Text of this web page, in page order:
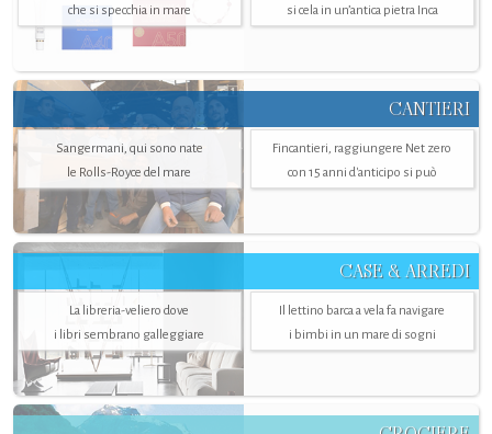
che si specchia in mare si cela in un’antica pietra Inca
CANTIERI
Sangermani, qui sono nate
le Rolls-Royce del mare
Fincantieri, raggiungere Net zero
con 15 anni d'anticipo si può
CASE & ARREDI
La libreria-veliero dove
i libri sembrano galleggiare
Il lettino barca a vela fa navigare
i bimbi in un mare di sogni